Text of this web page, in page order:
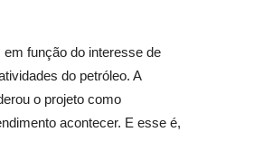
função do interesse de
do petróleo. A
o projeto como
acontecer. E esse é,